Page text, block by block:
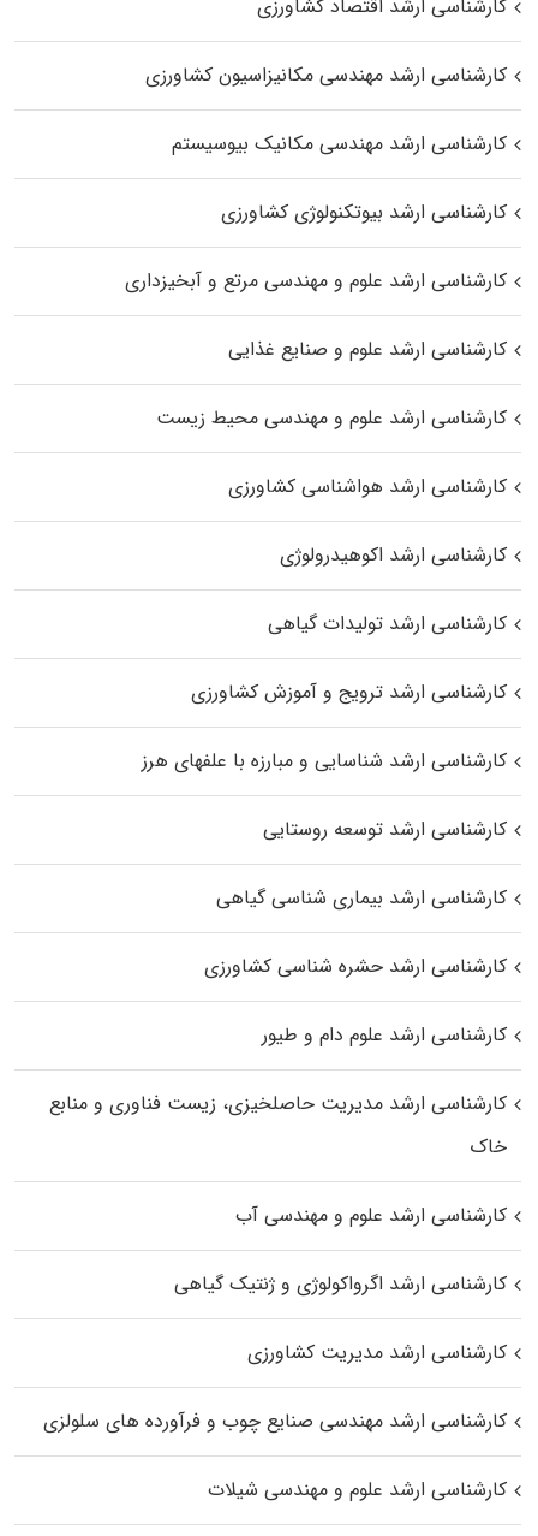
کارشناسی ارشد اقتصاد کشاورزی
کارشناسی ارشد مهندسی مکانیزاسیون کشاورزی
کارشناسی ارشد مهندسی مکانیک بیوسیستم
کارشناسی ارشد بیوتکنولوژی کشاورزی
کارشناسی ارشد علوم و مهندسی مرتع و آبخیزداری
کارشناسی ارشد علوم و صنایع غذایی
کارشناسی ارشد علوم و مهندسی محیط زیست
کارشناسی ارشد هواشناسی کشاورزی
کارشناسی ارشد اکوهیدرولوژی
کارشناسی ارشد تولیدات گیاهی
کارشناسی ارشد ترویج و آموزش کشاورزی
کارشناسی ارشد شناسایی و مبارزه با علفهای هرز
کارشناسی ارشد توسعه روستایی
کارشناسی ارشد بیماری‌ شناسی گیاهی
کارشناسی ارشد حشره‌ شناسی کشاورزی
کارشناسی ارشد علوم دام و طیور
کارشناسی ارشد مدیریت حاصلخیزی، زیست فناوری و منابع
خاک
کارشناسی ارشد علوم و مهندسی آب
کارشناسی ارشد اگرواکولوژی و ژنتیک گیاهی
کارشناسی ارشد مدیریت کشاورزی
کارشناسی ارشد مهندسی صنایع چوب و فرآورده‌ های سلولزی
کارشناسی ارشد علوم و مهندسی شیلات